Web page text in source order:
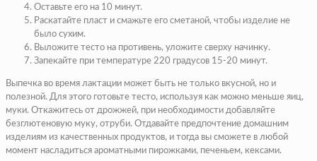
Оставьте его на 10 минут.
Раскатайте пласт и смажьте его сметаной, чтобы изделие не
было сухим.
Выложите тесто на противень, уложите сверху начинку.
Запекайте при температуре 220 градусов 15-20 минут.
Выпечка во время лактации может быть не только вкусной, но и
полезной. Для этого готовьте тесто, используя как можно меньше яиц,
муки. Откажитесь от дрожжей, при необходимости добавляйте
безглютеновую муку, отруби. Отдавайте предпочтение домашним
изделиям из качественных продуктов, и тогда вы сможете в любой
момент насладиться ароматными пирожками, печеньем, кексами.